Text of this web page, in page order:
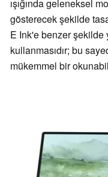
ışığında geleneksel
gösterecek şekilde
E Ink'e benzer şekilde
kullanmasıdır; bu
mükemmel bir